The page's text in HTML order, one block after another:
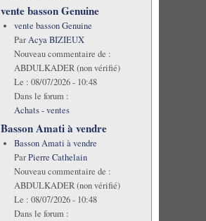
vente basson Genuine
vente basson Genuine
ParAcya BIZIEUX
Nouveau commentaire de :
ABDULKADER (non vérifié)
Le : 08/07/2026 - 10:48
Dans le forum :
Achats - ventes
Basson Amati à vendre
Basson Amati à vendre
ParPierre Cathelain
Nouveau commentaire de :
ABDULKADER (non vérifié)
Le : 08/07/2026 - 10:48
Dans le forum :